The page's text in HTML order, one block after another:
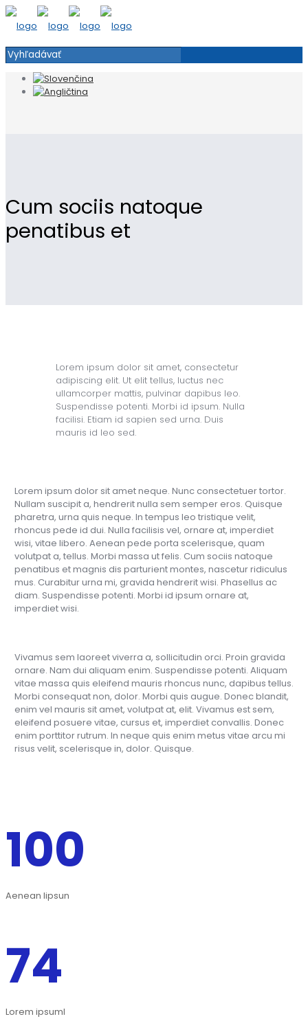
Cum sociis natoque
penatibus et
Lorem ipsum dolor sit amet, consectetur
adipiscing elit. Ut elit tellus, luctus nec
ullamcorper mattis, pulvinar dapibus leo.
Suspendisse potenti. Morbi id ipsum. Nulla
facilisi. Etiam id sapien sed urna. Duis
mauris id leo sed.
Lorem ipsum dolor sit amet neque. Nunc consectetuer tortor.
Nullam suscipit a, hendrerit nulla sem semper eros. Quisque
pharetra, urna quis neque. In tempus leo tristique velit,
rhoncus pede id dui. Nulla facilisis vel, ornare at, imperdiet
wisi, vitae libero. Aenean pede porta scelerisque, quam
volutpat a, tellus. Morbi massa ut felis. Cum sociis natoque
penatibus et magnis dis parturient montes, nascetur ridiculus
mus. Curabitur urna mi, gravida hendrerit wisi. Phasellus ac
diam. Suspendisse potenti. Morbi id ipsum ornare at,
imperdiet wisi.
Vivamus sem laoreet viverra a, sollicitudin orci. Proin gravida
ornare. Nam dui aliquam enim. Suspendisse potenti. Aliquam
vitae massa quis eleifend mauris rhoncus nunc, dapibus tellus.
Morbi consequat non, dolor. Morbi quis augue. Donec blandit,
enim vel mauris sit amet, volutpat at, elit. Vivamus est sem,
eleifend posuere vitae, cursus et, imperdiet convallis. Donec
enim porttitor rutrum. In neque quis enim metus vitae arcu mi
risus velit, scelerisque in, dolor. Quisque.
100
Aenean lipsun
74
Lorem ipsumI